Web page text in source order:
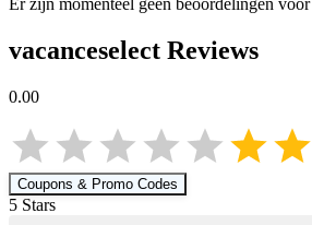
Er zijn momenteel geen beoordelingen voor
vacanceselect Reviews
0.00
Coupons & Promo Codes
5 Stars